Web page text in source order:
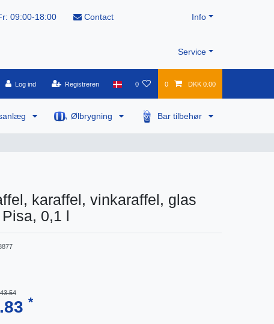
09:00-18:00 Contact Info
Service
Log ind Registreren 0 0 DKK 0.00
Ølbrygning Bar tilbehør
karaffel, vinkaraffel, glas
0,1 l
*